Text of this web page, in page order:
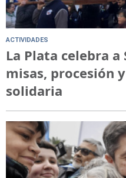
ACTIVIDADES
La Plata celebra a
misas, procesión
solidaria